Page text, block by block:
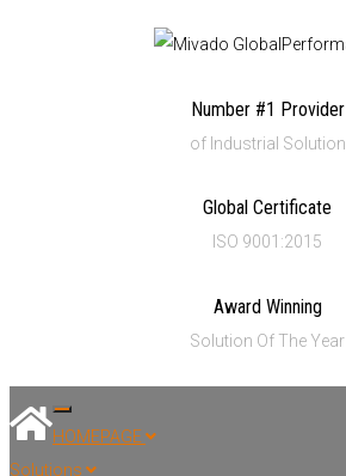
Number #1 Provider
of Industrial Solution
Global Certificate
ISO 9001:2015
Award Winning
Solution Of The Year
Toggle navigation
HOMEPAGE
Solutions